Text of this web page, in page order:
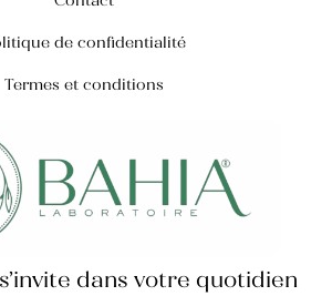
de confidentialité
Termes et conditions
dans votre quotidien
de
de Roses
mains